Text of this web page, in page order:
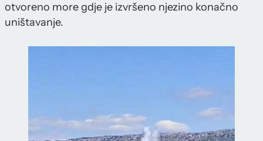
otvoreno more gdje je izvršeno njezino konačno
uništavanje.